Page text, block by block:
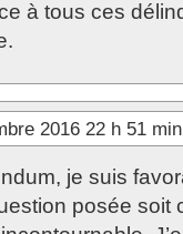
à tous ces
2016 22 h 51
je suis
posée soit